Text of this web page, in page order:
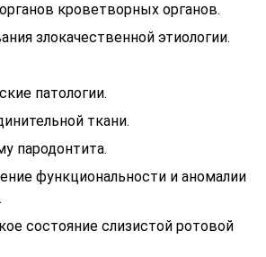
кроветворных органов.
злокачественной этиологии.
патологии.
ткани.
пародонтита.
функциональности и аномалии
состояние слизистой ротовой